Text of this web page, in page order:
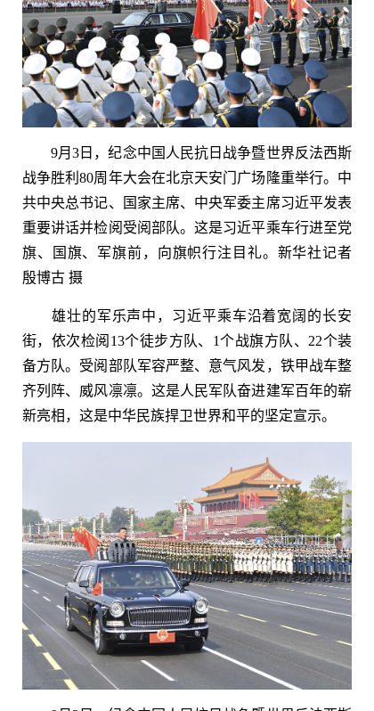
9月3日，纪念中国人民抗日战争暨世界反法西斯
战争胜利80周年大会在北京天安门广场隆重举行。中
共中央总书记、国家主席、中央军委主席习近平发表
重要讲话并检阅受阅部队。这是习近平乘车行进至党
旗、国旗、军旗前，向旗帜行注目礼。新华社记者
殷博古 摄
雄壮的军乐声中，习近平乘车沿着宽阔的长安
街，依次检阅13个徒步方队、1个战旗方队、22个装
备方队。受阅部队军容严整、意气风发，铁甲战车整
齐列阵、威风凛凛。这是人民军队奋进建军百年的崭
新亮相，这是中华民族捍卫世界和平的坚定宣示。